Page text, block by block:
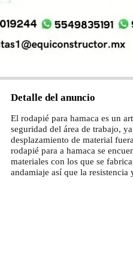
Detalle del anuncio
El rodapié para hamaca es un
seguridad del área de trabajo,
desplazamiento de material
rodapié para a hamaca se
materiales con los que se
andamiaje así que la